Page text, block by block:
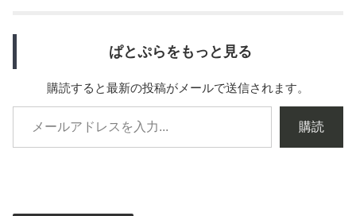
ぱとぷらをもっと見る
購読すると最新の投稿がメールで送信されます。
購読